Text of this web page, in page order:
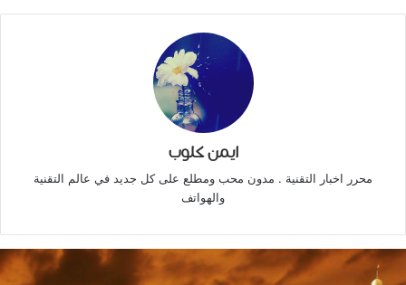
ايمن كلوب
محرر اخبار التقنية . مدون محب ومطلع على كل جديد في عالم التقنية
والهواتف